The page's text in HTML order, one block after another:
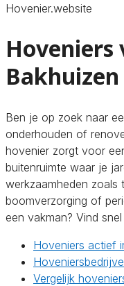
Hovenier.website
Hoveniers
Bakhuizen
Ben je op zoek naar
onderhouden of
hovenier zorgt voor
buitenruimte waar je
werkzaamheden zoals
boomverzorging of
een vakman? Vind
Hoveniers actief
Vergelijk